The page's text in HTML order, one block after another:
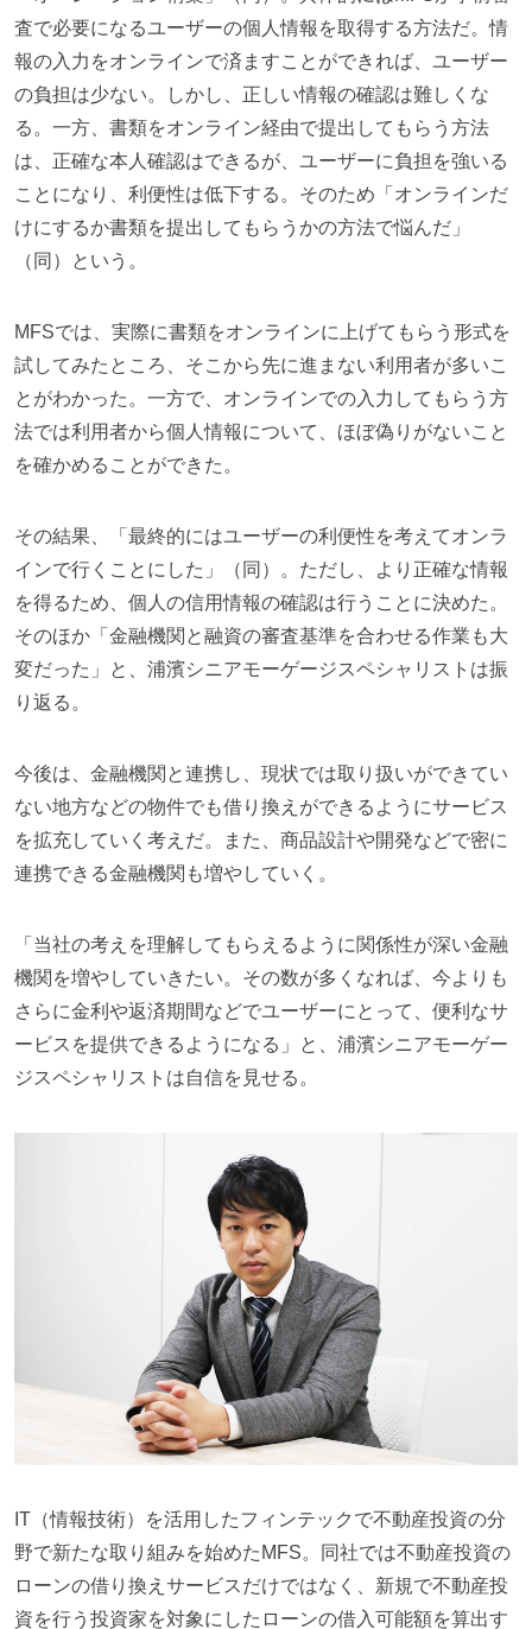
査で必要になるユーザーの個人情報を取得する方法だ。情
報の入力をオンラインで済ますことができれば、ユーザー
の負担は少ない。しかし、正しい情報の確認は難しくな
る。一方、書類をオンライン経由で提出してもらう方法
は、正確な本人確認はできるが、ユーザーに負担を強いる
ことになり、利便性は低下する。そのため「オンラインだ
けにするか書類を提出してもらうかの方法で悩んだ」
（同）という。
MFSでは、実際に書類をオンラインに上げてもらう形式を
試してみたところ、そこから先に進まない利用者が多いこ
とがわかった。一方で、オンラインでの入力してもらう方
法では利用者から個人情報について、ほぼ偽りがないこと
を確かめることができた。
その結果、「最終的にはユーザーの利便性を考えてオンラ
インで行くことにした」（同）。ただし、より正確な情報
を得るため、個人の信用情報の確認は行うことに決めた。
そのほか「金融機関と融資の審査基準を合わせる作業も大
変だった」と、浦濱シニアモーゲージスペシャリストは振
り返る。
今後は、金融機関と連携し、現状では取り扱いができてい
ない地方などの物件でも借り換えができるようにサービス
を拡充していく考えだ。また、商品設計や開発などで密に
連携できる金融機関も増やしていく。
「当社の考えを理解してもらえるように関係性が深い金融
機関を増やしていきたい。その数が多くなれば、今よりも
さらに金利や返済期間などでユーザーにとって、便利なサ
ービスを提供できるようになる」と、浦濱シニアモーゲー
ジスペシャリストは自信を見せる。
IT（情報技術）を活用したフィンテックで不動産投資の分
野で新たな取り組みを始めたMFS。同社では不動産投資の
ローンの借り換えサービスだけではなく、新規で不動産投
資を行う投資家を対象にしたローンの借入可能額を算出す